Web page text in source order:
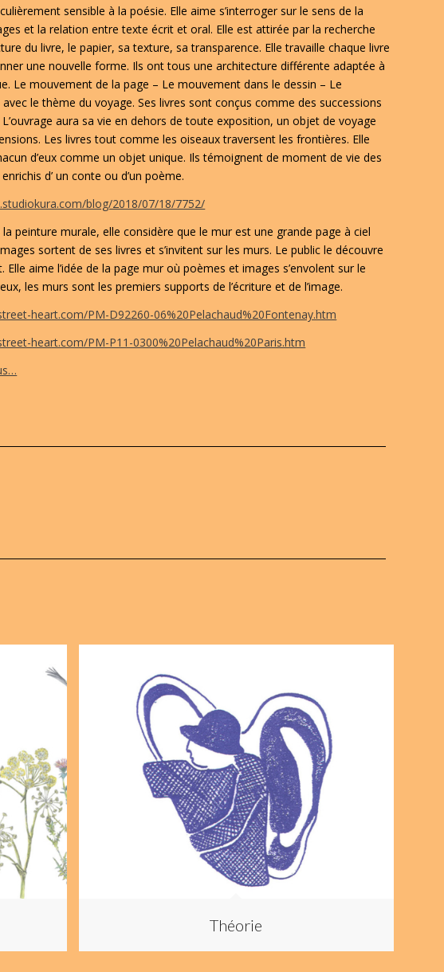
sensible à la poésie. Elle aime s’interroger sur le sens de la
et la relation entre texte écrit et oral. Elle est attirée par la recherche
du livre, le papier, sa texture, sa transparence. Elle travaille chaque livre
une nouvelle forme. Ils ont tous une architecture différente adaptée à
Le mouvement de la page – Le mouvement dans le dessin – Le
le thème du voyage. Ses livres sont conçus comme des successions
aura sa vie en dehors de toute exposition, un objet de voyage
Les livres tout comme les oiseaux traversent les frontières. Elle
d’eux comme un objet unique. Ils témoignent de moment de vie des
d’ un conte ou d’un poème.
blog/2018/07/18/7752/
peinture murale, elle considère que le mur est une grande page à ciel
sortent de ses livres et s’invitent sur les murs. Le public le découvre
Elle aime l’idée de la page mur où poèmes et images s’envolent sur le
les murs sont les premiers supports de l’écriture et de l’image.
heart.com/PM-D92260-06%20Pelachaud%20Fontenay.htm
heart.com/PM-P11-0300%20Pelachaud%20Paris.htm
Théorie